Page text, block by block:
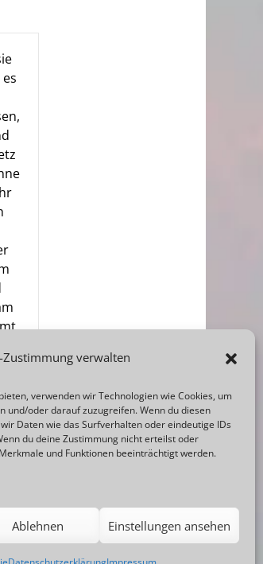
Zustimmung verwalten
verwenden wir Technologien wie Cookies, um
und/oder darauf zuzugreifen. Wenn du diesen
Daten wie das Surfverhalten oder eindeutige IDs
du deine Zustimmung nicht erteilst oder
und Funktionen beeinträchtigt werden.
Ablehnen Einstellungen ansehen